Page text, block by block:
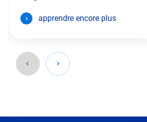
apprendre encore plus